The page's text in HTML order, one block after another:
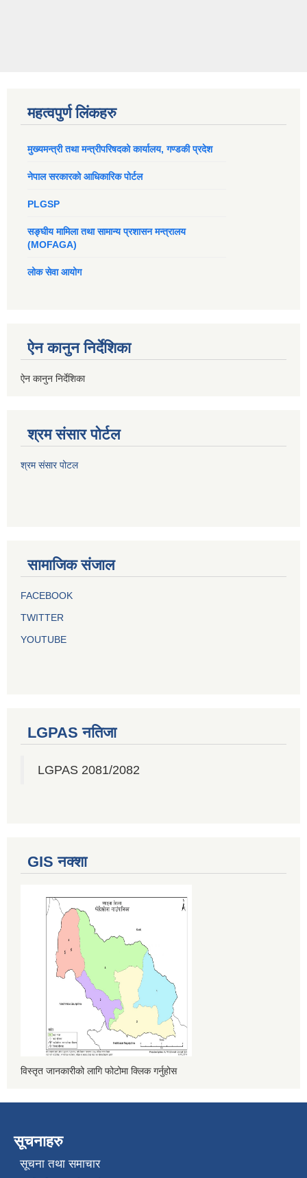
महत्वपुर्ण लिंकहरु
मुख्यमन्त्री तथा मन्त्रीपरिषदको कार्यालय, गण्डकी प्रदेश
नेपाल सरकारको आधिकारिक पोर्टल
PLGSP
सङ्घीय मामिला तथा सामान्य प्रशासन मन्त्रालय
(MOFAGA)
लोक सेवा आयोग
ऐन कानुन निर्देशिका
ऐन कानुन निर्देशिका
श्रम संसार पोर्टल
श्रम संसार पोटल
सामाजिक संजाल
FACEBOOK
TWITTER
YOUTUBE
LGPAS नतिजा
LGPAS 2081/2082
GIS नक्शा
विस्तृत जानकारीको लागि फोटोमा क्लिक गर्नुहोस
सूचनाहरु
सूचना तथा समाचार